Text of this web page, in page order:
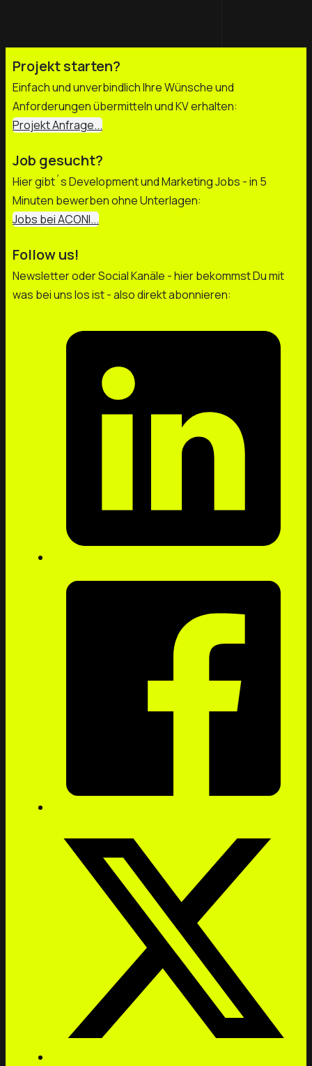
Projekt starten?
Einfach und unverbindlich Ihre Wünsche und
Anforderungen übermitteln und KV erhalten:
Projekt Anfrage...
Job gesucht?
Hier gibt´s Development und Marketing Jobs - in 5
Minuten bewerben ohne Unterlagen:
Jobs bei ACONI...
Follow us!
Newsletter oder Social Kanäle - hier bekommst Du mit
was bei uns los ist - also direkt abonnieren: